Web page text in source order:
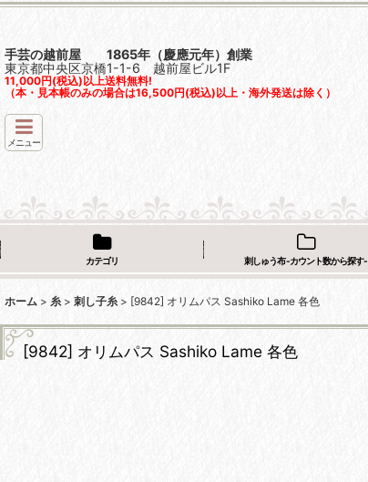
手芸の越前屋 1865年（慶應元年）創業
東京都中央区京橋1-1-6 越前屋ビル1F
11,000円(税込)以上送料無料!
（本・見本帳のみの場合は16,500円(税込)以上・海外発送は除く）
メニュー
カテゴリ 刺しゅう布 -カウント数から探す-
ホーム > 糸 > 刺し子糸 > [9842] オリムパス Sashiko Lame 各色
[9842] オリムパス Sashiko Lame 各色